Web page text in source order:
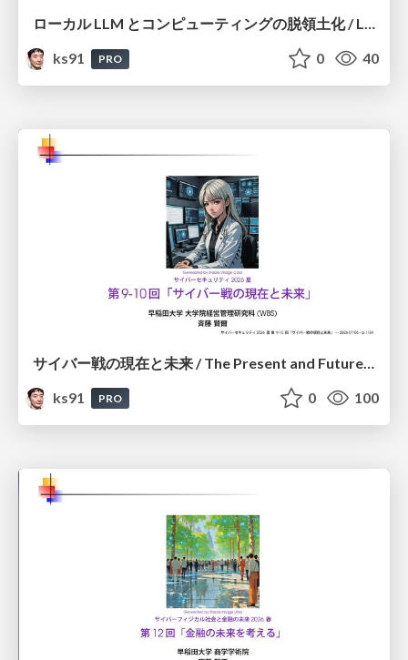
ローカル LLM とコンピューティングの脱領土化 / Local LLMs and Deterritorialization of Computing
ks91
PRO 0 40
ks91
PRO 0 100